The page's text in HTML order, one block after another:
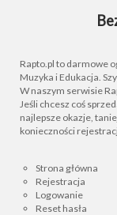
Rapto.pl to darmowe
Muzyka i Edukacja.
W naszym serwisie
Jeśli chcesz coś
najlepsze okazje,
konieczności
Strona główna
Rejestracja
Logowanie
Reset hasła